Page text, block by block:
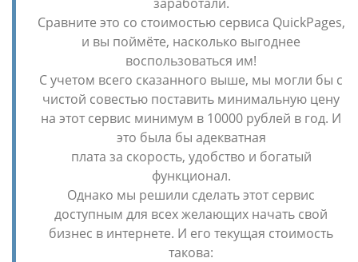
Сравните это со стоимостью сервиса QuickPages,
и вы поймёте, насколько выгоднее
воспользоваться им!
С учетом всего сказанного выше, мы могли бы с
чистой совестью поставить минимальную цену
на этот сервис минимум в 10000 рублей в год. И
это была бы адекватная
плата за скорость, удобство и богатый
функционал.
Однако мы решили сделать этот сервис
доступным для всех желающих начать свой
бизнес в интернете. И его текущая стоимость
такова: